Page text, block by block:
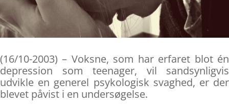
(16/10-2003) – Voksne, som har erfaret blot én
depression som teenager, vil sandsynligvis
udvikle en generel psykologisk svaghed, er der
blevet påvist i en undersøgelse.